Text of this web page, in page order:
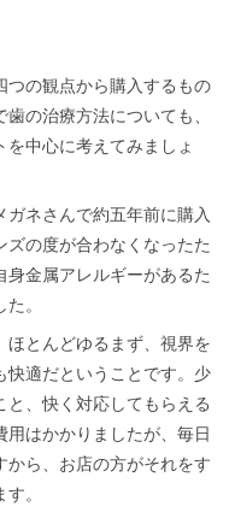
つの観点から購入するもの
の治療方法についても、
中心に考えてみましょ
ネさんで約五年前に購入
ズの度が合わなくなったた
金属アレルギーがあるた
。
ほとんどゆるまず、視界を
快適だということです。少
と、快く対応してもらえる
はかかりましたが、毎日
から、お店の方がそれをす
。